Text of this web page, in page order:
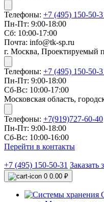
Телефоны: +7 (495) 150-50-
Пн-Пт: 9:00-18:00
Сб: 10:00-17:00
Почта: info@tk-sp.ru
г. Москва, Проектируемый
Телефоны: +7 (495) 150-50-
Пн-Пт: 9:00-18:00
Сб-Вс: 10:00-17:00
Московская область,
Телефоны: +7(919)727-60-40
Пн-Пт: 9:00-18:00
Сб-Вс: 10:00-16:00
Перейти в контакты
+7 (495) 150-50-31 Заказать
0 0.00 ₽